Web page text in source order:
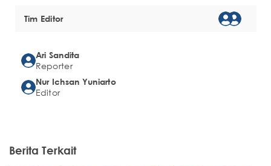
Tim Editor
Ari Sandita
Reporter
Nur Ichsan Yuniarto
Editor
Berita Terkait